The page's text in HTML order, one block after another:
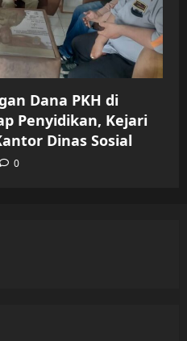
Dana PKH di
Penyidikan, Kejari
Dinas Sosial
0